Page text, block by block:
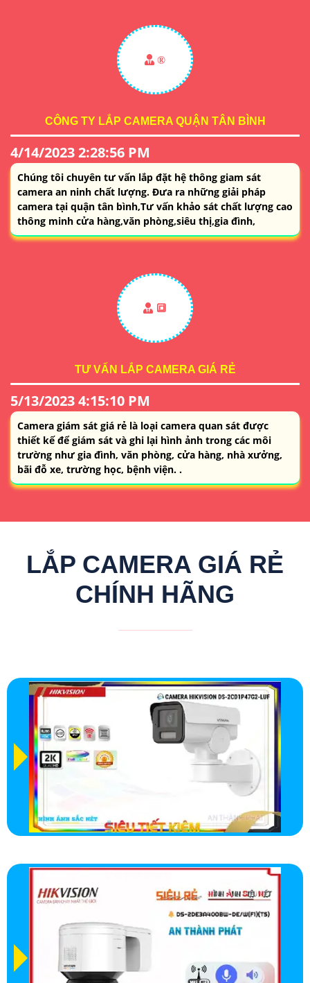
®️
CÔNG TY LẮP CAMERA QUẬN TÂN BÌNH
4/14/2023 2:28:56 PM
Chúng tôi chuyên tư vấn lắp đặt hệ thông giam sát
camera an ninh chất lượng. Đưa ra những giải pháp
camera tại quận tân bình,Tư vấn khảo sát chất lượng cao
thông minh cửa hàng,văn phòng,siêu thị,gia đình,
🔳
TƯ VẤN LẮP CAMERA GIÁ RẺ
5/13/2023 4:15:10 PM
Camera giám sát giá rẻ là loại camera quan sát được
thiết kế để giám sát và ghi lại hình ảnh trong các môi
trường như gia đình, văn phòng, cửa hàng, nhà xưởng,
bãi đỗ xe, trường học, bệnh viện. .
LẮP CAMERA GIÁ RẺ
CHÍNH HÃNG